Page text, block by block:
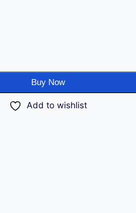
Buy Now
Add to wishlist